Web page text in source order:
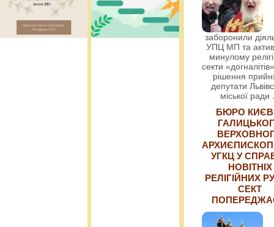
заборонили
УПЦ МП та
минулому
секти
рішення
депутати
міської ради
БЮРО
УГКЦ У
НОВІТНІХ
РЕЛІГІЙНИХ
СЕКТ